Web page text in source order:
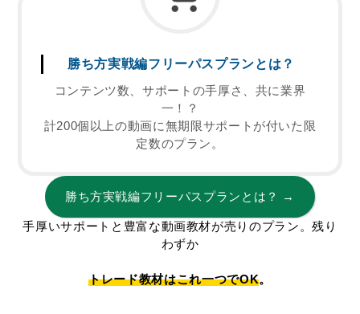
勝ち方実戦編フリーパスプランとは？
コンテンツ数、サポートの手厚さ、共に業界
一！？
計200個以上の動画に無期限サポートが付いた限
定数のプラン。
勝ち方実戦編フリーパスプランとは？ →
手厚いサポートと豊富な動画教材が売りのプラン。残り
わずか
トレード教材はこれ一つでOK。